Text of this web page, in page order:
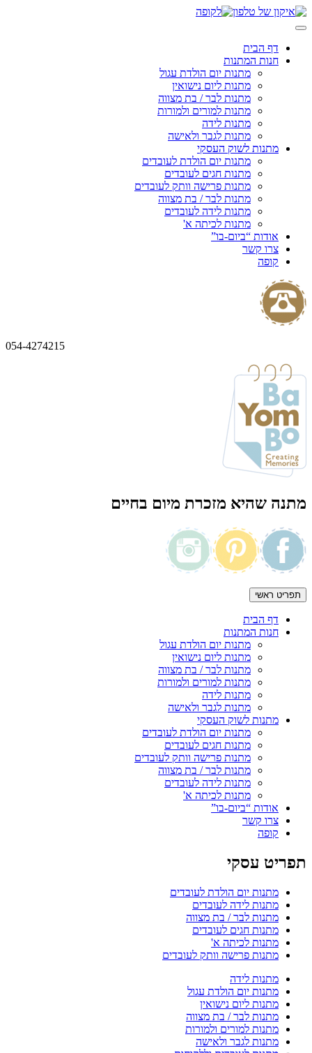
Skip
to
דף הבית
חנות המתנות
מתנות יום הולדת עגול
מתנות ליום נישואין
מתנות לבר / בת מצווה
מתנות למורים ולמורות
מתנות לידה
מתנות לגבר ולאישה
מתנות לשוק העסקי
מתנות יום הולדת לעובדים
מתנות חגים לעובדים
מתנות פרישה וותק לעובדים
מתנות לבר / בת מצווה
מתנות לידה לעובדים
מתנות לכיתה א'
אודות “ביום-בו”
צרו קשר
קופה
054-4274215
מתנה שהיא מזכרת מיום בחיים
תפריט ראשי
דף הבית
חנות המתנות
מתנות יום הולדת עגול
מתנות ליום נישואין
מתנות לבר / בת מצווה
מתנות למורים ולמורות
מתנות לידה
מתנות לגבר ולאישה
מתנות לשוק העסקי
מתנות יום הולדת לעובדים
מתנות חגים לעובדים
מתנות פרישה וותק לעובדים
מתנות לבר / בת מצווה
מתנות לידה לעובדים
מתנות לכיתה א'
אודות “ביום-בו”
צרו קשר
קופה
תפריט עסקי
מתנות יום הולדת לעובדים
מתנות לידה לעובדים
מתנות לבר / בת מצווה
מתנות חגים לעובדים
מתנות לכיתה א'
מתנות פרישה וותק לעובדים
מתנות לידה
מתנות יום הולדת עגול
מתנות ליום נישואין
מתנות לבר / בת מצווה
מתנות למורים ולמורות
מתנות לגבר ולאישה